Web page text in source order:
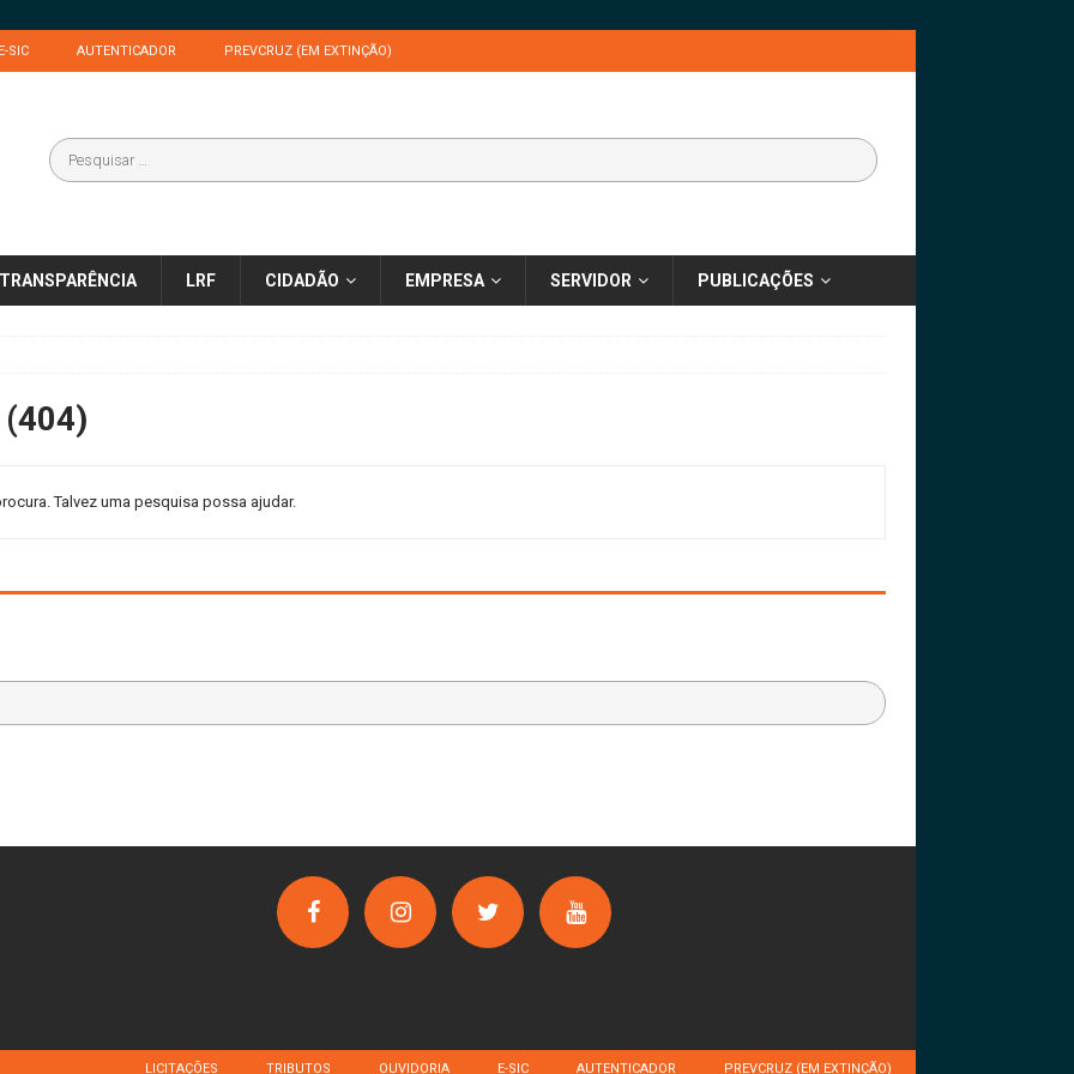
SIC AUTENTICADOR PREVCRUZ (EM EXTINÇÃO)
TRANSPARÊNCIA LRF CIDADÃO EMPRESA SERVIDOR PUBLICAÇÕES
Talvez uma pesquisa possa ajudar.
LICITAÇÕES TRIBUTOS OUVIDORIA E-SIC AUTENTICADOR PREVCRUZ (EM EXTINÇÃO)